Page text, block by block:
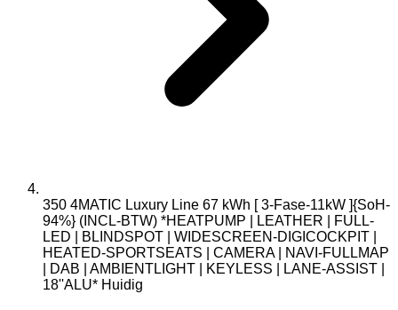
350 4MATIC Luxury Line 67 kWh [ 3-Fase-11kW ]{SoH-
94%} (INCL-BTW) *HEATPUMP | LEATHER | FULL-
LED | BLINDSPOT | WIDESCREEN-DIGICOCKPIT |
HEATED-SPORTSEATS | CAMERA | NAVI-FULLMAP
| DAB | AMBIENTLIGHT | KEYLESS | LANE-ASSIST |
18''ALU* Huidig